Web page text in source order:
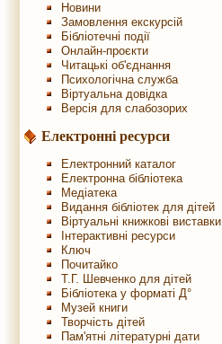
Новини
Замовлення екскурсій
Бібліотечні події
Онлайн-проєкти
Читацькі об'єднання
Психологічна служба
Віртуальна довідка
Версія для слабозорих
Електронні ресурси
Електронний каталог
Електронна бібліотека
Медіатека
Видання бібліотек для дітей
Віртуальні книжкові виставки
Інтерактивні ресурси
Ключ
Почитайко
Т.Г. Шевченко для дітей
Бібліотека у форматі Д°
Музей книги
Творчість дітей
Пам'ятні літературні дати